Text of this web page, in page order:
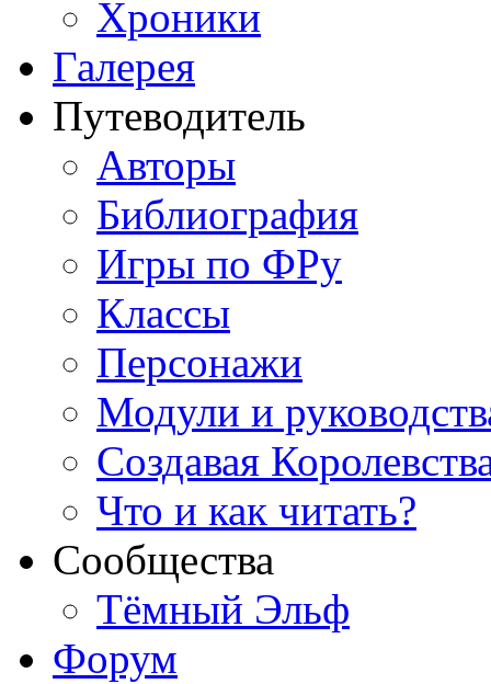
Хроники
Галерея
Путеводитель
Авторы
Библиография
Игры по ФРу
Классы
Персонажи
Модули и
Создавая
Что и как читать?
Сообщества
Тёмный Эльф
Форум